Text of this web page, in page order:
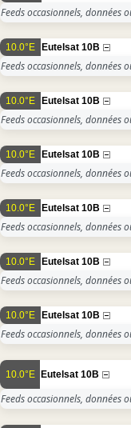
Feeds occasionnels, données
10.0°E Eutelsat 10B
Feeds occasionnels, données
10.0°E Eutelsat 10B
Feeds occasionnels, données
10.0°E Eutelsat 10B
Feeds occasionnels, données
10.0°E Eutelsat 10B
Feeds occasionnels, données
10.0°E Eutelsat 10B
Feeds occasionnels, données
10.0°E Eutelsat 10B
Feeds occasionnels, données
10.0°E Eutelsat 10B
Feeds occasionnels, données